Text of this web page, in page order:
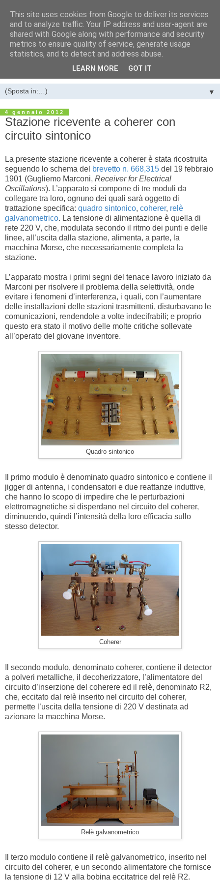
LA STANZA DEI BACHI di
Luigi Farano
Guglielmo Marconi e l’invenzione della telegrafia senza fili
▼
4 gennaio 2012
Stazione ricevente a coherer con
circuito sintonico
La presente stazione ricevente a coherer è stata ricostruita
seguendo lo schema del brevetto n. 668,315 del 19 febbraio
1901 (Gugliemo Marconi, Receiver for Electrical
Oscillations). L’apparato si compone di tre moduli da
collegare tra loro, ognuno dei quali sarà oggetto di
trattazione specifica: quadro sintonico, coherer, relè
galvanometrico. La tensione di alimentazione è quella di
rete 220 V, che, modulata secondo il ritmo dei punti e delle
linee, all’uscita dalla stazione, alimenta, a parte, la
macchina Morse, che necessariamente completa la
stazione.
L’apparato mostra i primi segni del tenace lavoro iniziato da
Marconi per risolvere il problema della selettività, onde
evitare i fenomeni d’interferenza, i quali, con l’aumentare
delle installazioni delle stazioni trasmittenti, disturbavano le
comunicazioni, rendendole a volte indecifrabili; e proprio
questo era stato il motivo delle molte critiche sollevate
all’operato del giovane inventore.
Quadro sintonico
Il primo modulo è denominato quadro sintonico e contiene il
jigger di antenna, i condensatori e due reattanze induttive,
che hanno lo scopo di impedire che le perturbazioni
elettromagnetiche si disperdano nel circuito del coherer,
diminuendo, quindi l’intensità della loro efficacia sullo
stesso detector.
Coherer
Il secondo modulo, denominato coherer, contiene il detector
a polveri metalliche, il decoherizzatore, l’alimentatore del
circuito d’inserzione del coherere ed il relè, denominato R2,
che, eccitato dal relè inserito nel circuito del coherer,
permette l’uscita della tensione di 220 V destinata ad
azionare la macchina Morse.
Relè galvanometrico
Il terzo modulo contiene il relè galvanometrico, inserito nel
circuito del coherer, e un secondo alimentatore che fornisce
la tensione di 12 V alla bobina eccitatrice del relè R2.
This site uses cookies from Google to deliver its services
and to analyze traffic. Your IP address and user-agent are
shared with Google along with performance and security
metrics to ensure quality of service, generate usage
statistics, and to detect and address abuse.
LEARN MORE GOT IT